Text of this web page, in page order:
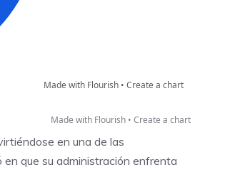
Made with Flourish • Create a chart
en una de las
que su administración enfrenta